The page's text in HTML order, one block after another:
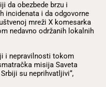
da obezbede brzu i
incidenata i da odgovorne
mreži X komesarka
nedavno održanih lokalnih
i nepravilnosti tokom
misija Saveta
su neprihvatljivi“,